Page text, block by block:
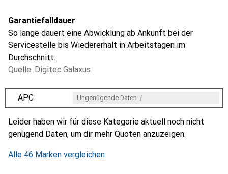
Garantiefalldauer
So lange dauert eine Abwicklung ab Ankunft bei der
Servicestelle bis Wiedererhalt in Arbeitstagen im
Durchschnitt.
Quelle: Digitec Galaxus
APC Ungenügende Daten i
Leider haben wir für diese Kategorie aktuell noch nicht
genügend Daten, um dir mehr Quoten anzuzeigen.
Alle 46 Marken vergleichen